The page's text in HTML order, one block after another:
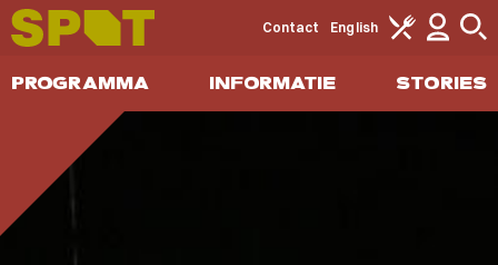
PROGRAMMA INFORMATIE STORIES
Contact English